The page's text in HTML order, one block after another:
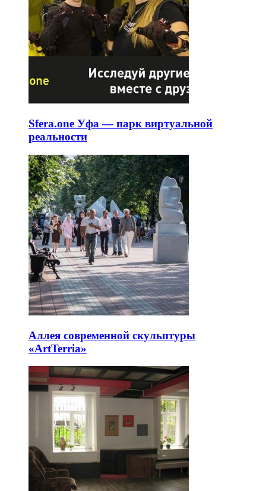
Sfera.one Уфа — парк виртуальной
реальности
Аллея современной скульптуры
«ArtTerria»